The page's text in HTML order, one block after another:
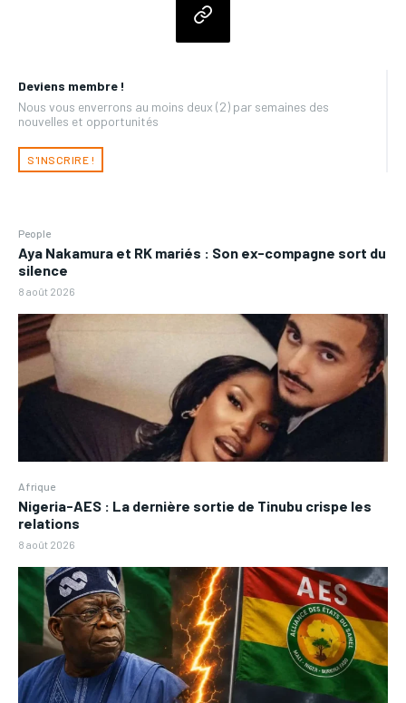
Deviens membre !
Nous vous enverrons au moins deux (2) par semaines des
nouvelles et opportunités
S'INSCRIRE !
People
Aya Nakamura et RK mariés : Son ex-compagne sort du
silence
8 août 2026
Afrique
Nigeria-AES : La dernière sortie de Tinubu crispe les
relations
8 août 2026